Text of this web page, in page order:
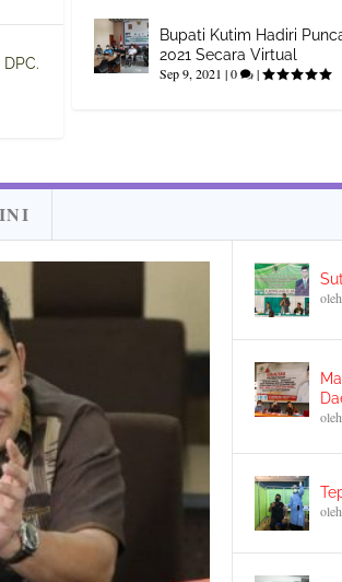
Bupati Kutim Hadiri
2021 Secara Virtual
Sep 9, 2021 |0 |
oleh
oleh
oleh